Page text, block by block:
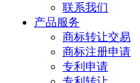
联系我们
产品服务
商标转让交易
商标注册申请
专利申请